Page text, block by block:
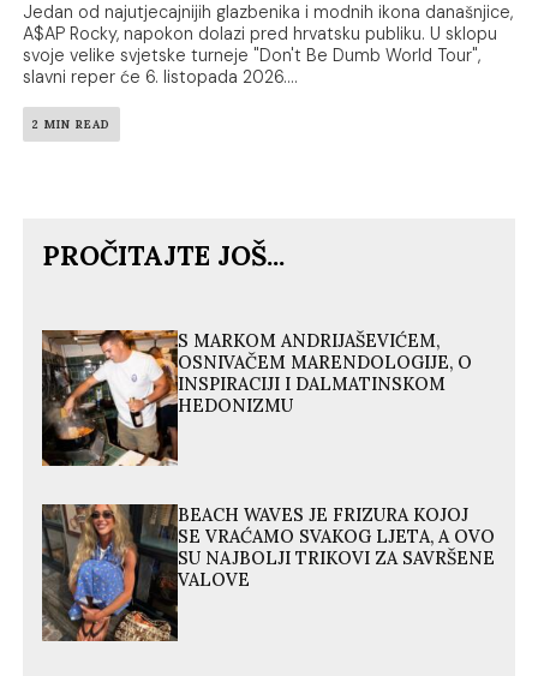
Jedan od najutjecajnijih glazbenika i modnih ikona današnjice,
A$AP Rocky, napokon dolazi pred hrvatsku publiku. U sklopu
svoje velike svjetske turneje "Don't Be Dumb World Tour",
slavni reper će 6. listopada 2026....
2 MIN READ
PROČITAJTE JOŠ...
S MARKOM ANDRIJAŠEVIĆEM,
OSNIVAČEM MARENDOLOGIJE, O
INSPIRACIJI I DALMATINSKOM
HEDONIZMU
BEACH WAVES JE FRIZURA KOJOJ
SE VRAĆAMO SVAKOG LJETA, A OVO
SU NAJBOLJI TRIKOVI ZA SAVRŠENE
VALOVE